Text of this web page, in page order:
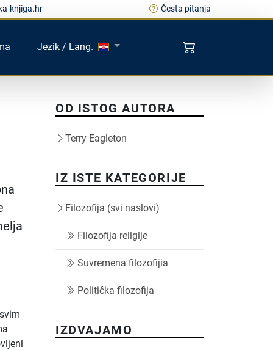
knjiga.hr Česta pitanja
Jezik / Lang.
OD ISTOG AUTORA
Terry Eagleton
IZ ISTE KATEGORIJE
Filozofija (svi naslovi)
Filozofija religije
Suvremena filozofijia
Politička filozofija
IZDVAJAMO